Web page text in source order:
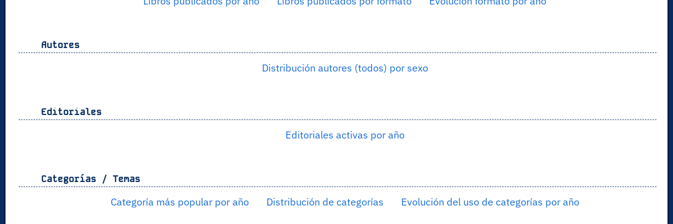
Autores
Distribución autores (todos) por sexo
Editoriales
Editoriales activas por año
Categorías / Temas
Categoría más popular por año Distribución de categorías Evolución del uso de categorías por año